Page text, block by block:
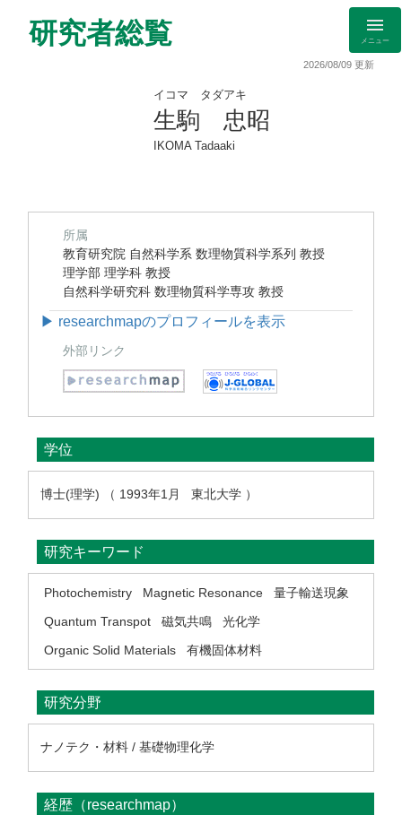
研究者総覧 メニュー
2026/08/09 更新
イコマ タダアキ
生駒 忠昭
IKOMA Tadaaki
所属
教育研究院 自然科学系 数理物質科学系列 教授
理学部 理学科 教授
自然科学研究科 数理物質科学専攻 教授
▶ researchmapのプロフィールを表示
外部リンク
学位
博士(理学) （ 1993年1月 東北大学 ）
研究キーワード
Photochemistry Magnetic Resonance
量子輸送現象
Quantum Transpot
磁気共鳴
光化学
Organic Solid Materials
有機固体材料
研究分野
ナノテク・材料 / 基礎物理化学
経歴（researchmap）